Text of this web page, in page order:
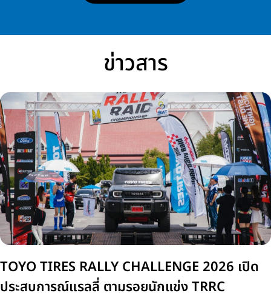
ข่าวสาร
TOYO TIRES RALLY CHALLENGE 2026 เปิด
ประสบการณ์แรลลี่ ตามรอยนักแข่ง TRRC